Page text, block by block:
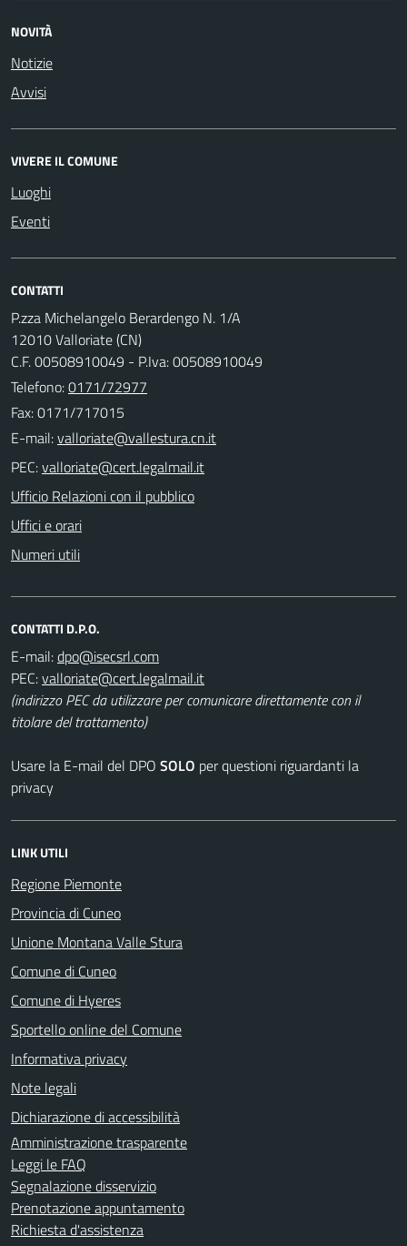
NOVITÀ
Notizie
Avvisi
VIVERE IL COMUNE
Luoghi
Eventi
CONTATTI
P.zza Michelangelo Berardengo N. 1/A
12010 Valloriate (CN)
C.F. 00508910049 - P.Iva: 00508910049
Telefono:0171/72977
Fax: 0171/717015
E-mail:
PEC:
Ufficio Relazioni con il pubblico
Uffici e orari
Numeri utili
CONTATTI D.P.O.
E-mail:
PEC:
(indirizzo PEC da utilizzare per comunicare direttamente con il
titolare del trattamento)
Usare la E-mail del DPO SOLO per questioni riguardanti la
privacy
LINK UTILI
Regione Piemonte
Provincia di Cuneo
Unione Montana Valle Stura
Comune di Cuneo
Comune di Hyeres
Sportello online del Comune
Informativa privacy
Note legali
Dichiarazione di accessibilità
Amministrazione trasparente
Leggi le FAQ
Segnalazione disservizio
Prenotazione appuntamento
Richiesta d'assistenza